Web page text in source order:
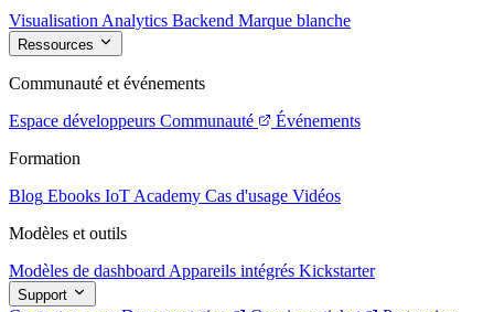
Visualisation Analytics Backend Marque blanche
Ressources
Communauté et événements
Espace développeurs Communauté
Événements
Formation
Blog Ebooks IoT Academy Cas d'usage Vidéos
Modèles et outils
Modèles de dashboard Appareils intégrés Kickstarter
Support